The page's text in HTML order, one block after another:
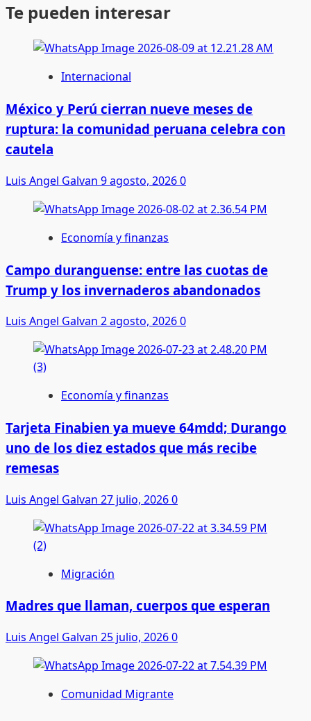
Te pueden interesar
Internacional
México y Perú cierran nueve meses de
ruptura: la comunidad peruana celebra con
cautela
Luis Angel Galvan 9 agosto, 20260
Economía y finanzas
Campo duranguense: entre las cuotas de
Trump y los invernaderos abandonados
Luis Angel Galvan 2 agosto, 20260
Economía y finanzas
Tarjeta Finabien ya mueve 64mdd; Durango
uno de los diez estados que más recibe
remesas
Luis Angel Galvan 27 julio, 20260
Migración
Madres que llaman, cuerpos que esperan
Luis Angel Galvan 25 julio, 20260
Comunidad Migrante